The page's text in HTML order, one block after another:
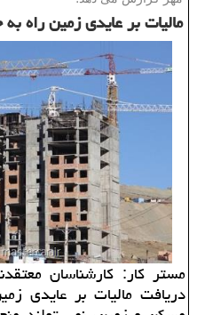
مالیات بر عایدی زمین راه
مستر كار: كارشناسان
دریافت مالیات بر عایدی